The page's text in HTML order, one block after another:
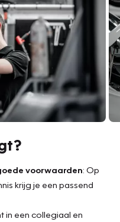
voorwaarden: Op
krijg je een passend
in een collegiaal en